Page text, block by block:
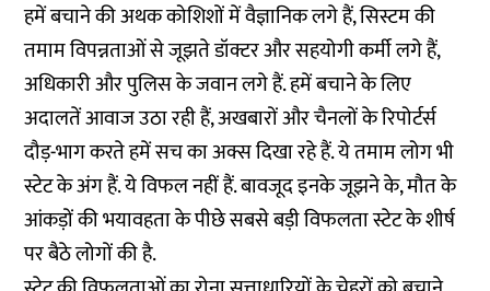
हमें बचाने की अथक कोशिशों में वैज्ञानिक लगे हैं, सिस्टम की
तमाम विपन्नताओं से जूझते डॉक्टर और सहयोगी कर्मी लगे हैं,
अधिकारी और पुलिस के जवान लगे हैं. हमें बचाने के लिए
अदालतें आवाज उठा रही हैं, अखबारों और चैनलों के रिपोर्टर्स
दौड़-भाग करते हमें सच का अक्स दिखा रहे हैं. ये तमाम लोग भी
स्टेट के अंग हैं. ये विफल नहीं हैं. बावजूद इनके जूझने के, मौत के
आंकड़ों की भयावहता के पीछे सबसे बड़ी विफलता स्टेट के शीर्ष
पर बैठे लोगों की है.